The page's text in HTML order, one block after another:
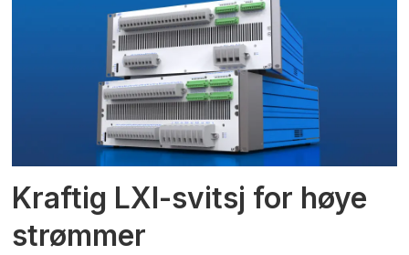
Kraftig LXI-svitsj for høye
strømmer